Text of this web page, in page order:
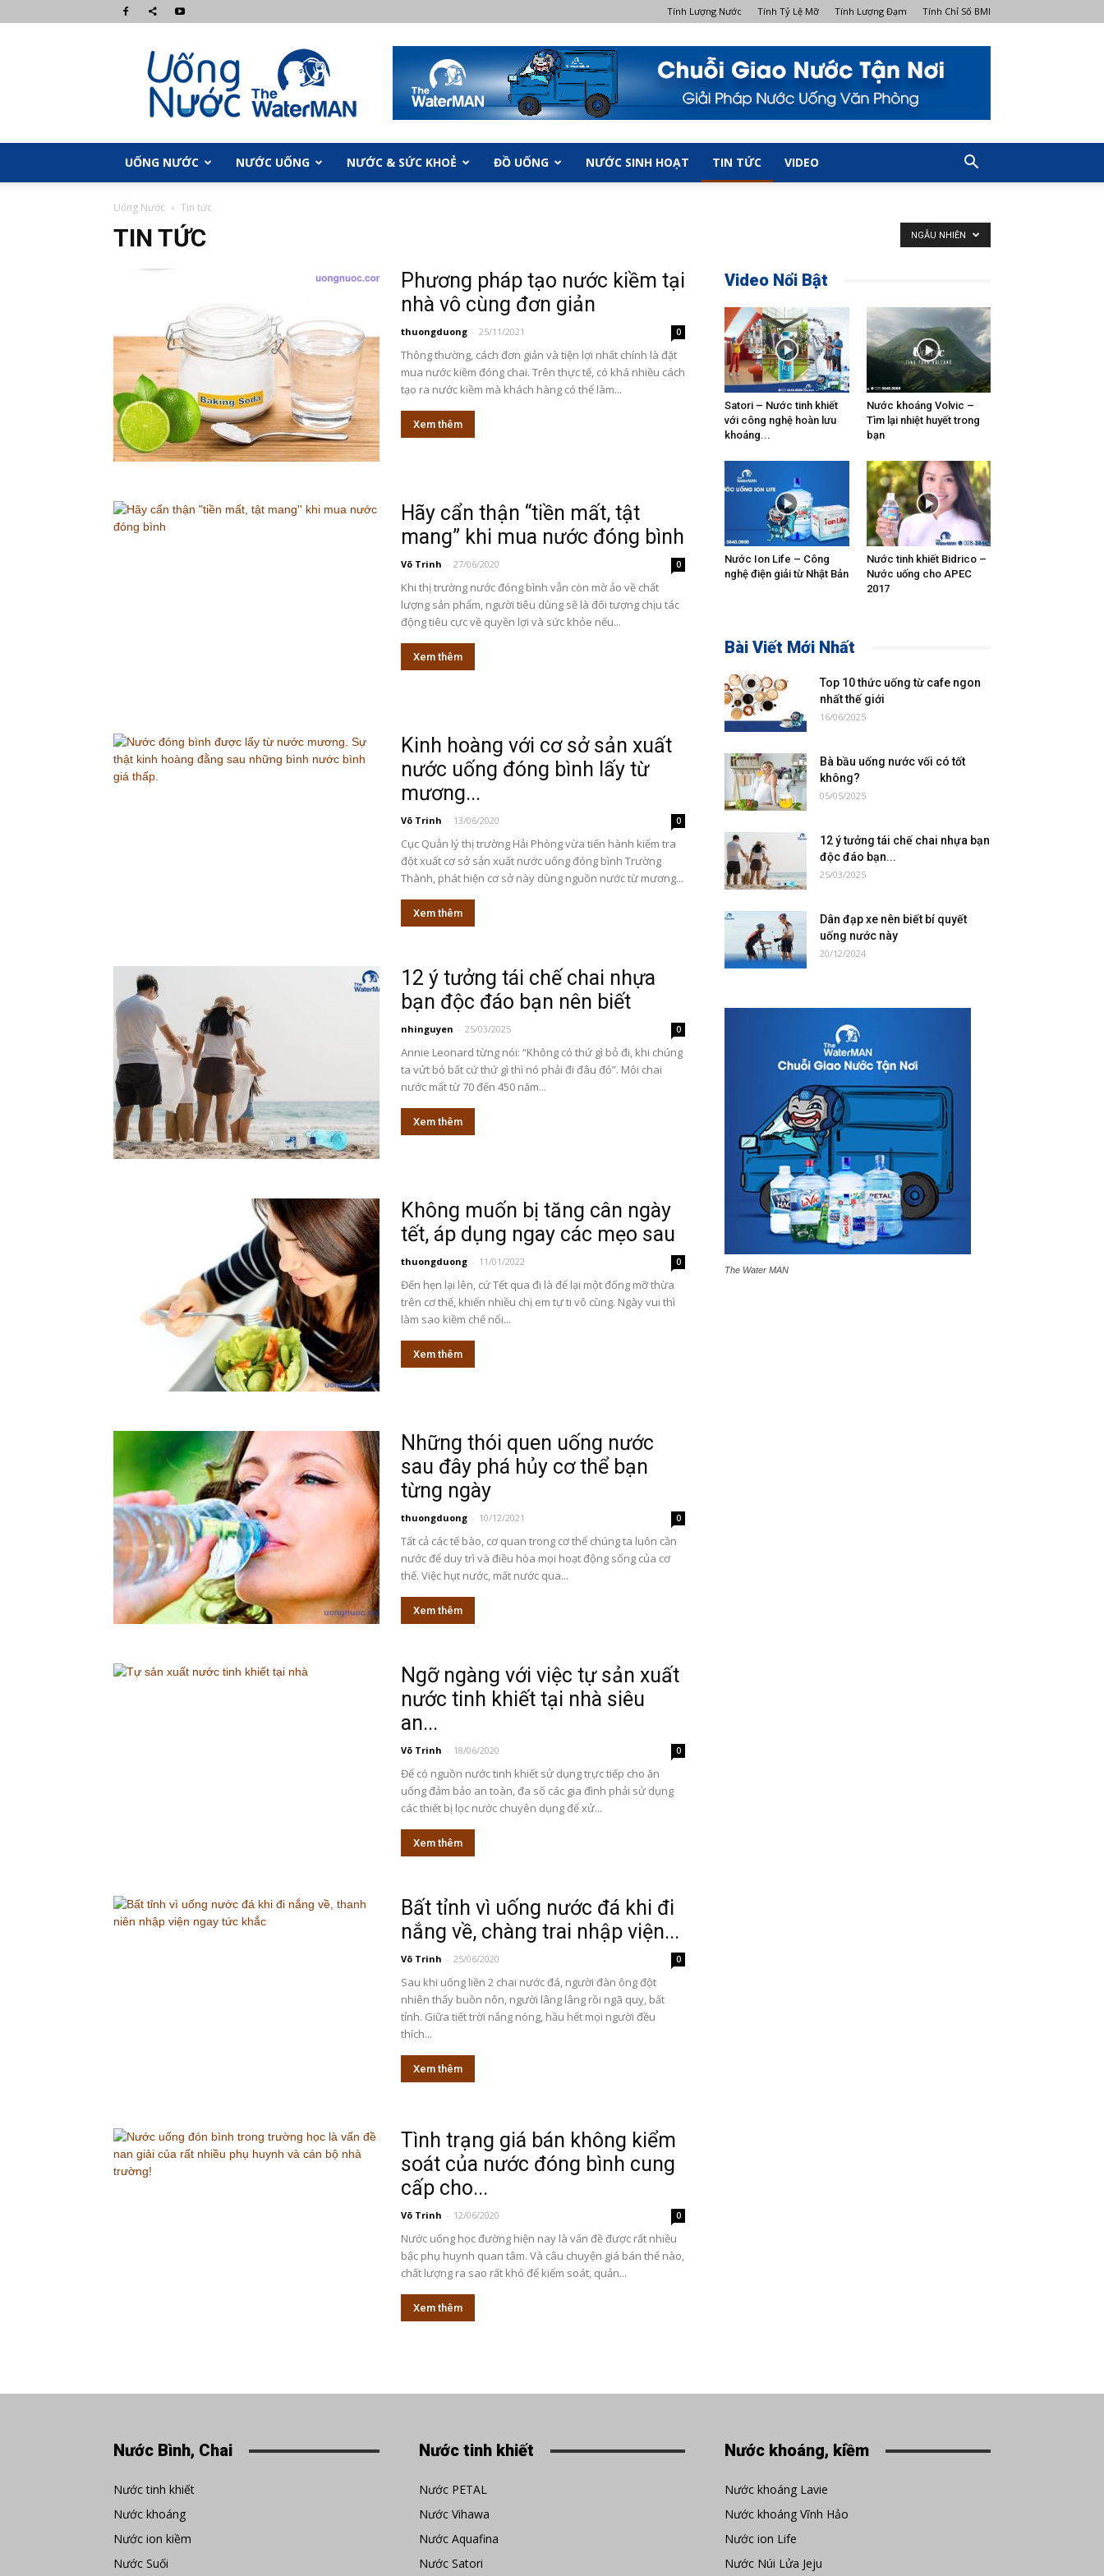
Tính Lượng Nước Tính Tỷ Lệ Mỡ Tính Lượng Đạm Tính Chỉ Số BMI
UongNuoc.com
UỐNG NƯỚC NƯỚC UỐNG NƯỚC & SỨC KHOẺ ĐỒ UỐNG NƯỚC SINH HOẠT TIN TỨC VIDEO
Uống Nước Tin tức
TIN TỨC NGẪU NHIÊN
Phương pháp tạo nước kiềm tại
nhà vô cùng đơn giản
thuongduong - 25/11/2021 0
Thông thường, cách đơn giản và tiện lợi nhất chính là đặt
mua nước kiềm đóng chai. Trên thực tế, có khá nhiều cách
tạo ra nước kiềm mà khách hàng có thể làm...
Xem thêm
Hãy cẩn thận “tiền mất, tật
mang” khi mua nước đóng bình
Võ Trinh - 27/06/2020 0
Khi thị trường nước đóng bình vẫn còn mờ ảo về chất
lượng sản phẩm, người tiêu dùng sẽ là đối tượng chịu tác
động tiêu cực về quyền lợi và sức khỏe nếu...
Xem thêm
Kinh hoàng với cơ sở sản xuất
nước uống đóng bình lấy từ
mương...
Võ Trinh - 13/06/2020 0
Cục Quản lý thị trường Hải Phòng vừa tiến hành kiểm tra
đột xuất cơ sở sản xuất nước uống đóng bình Trường
Thành, phát hiện cơ sở này dùng nguồn nước từ mương...
Xem thêm
12 ý tưởng tái chế chai nhựa
bạn độc đáo bạn nên biết
nhinguyen - 25/03/2025 0
Annie Leonard từng nói: “Không có thứ gì bỏ đi, khi chúng
ta vứt bỏ bất cứ thứ gì thì nó phải đi đâu đó”. Môi chai
nước mất từ 70 đến 450 năm...
Xem thêm
Không muốn bị tăng cân ngày
tết, áp dụng ngay các mẹo sau
thuongduong - 11/01/2022 0
Đến hẹn lại lên, cứ Tết qua đi là để lại một đống mỡ thừa
trên cơ thể, khiến nhiều chị em tự ti vô cùng. Ngày vui thì
làm sao kiềm chế nổi...
Xem thêm
Những thói quen uống nước
sau đây phá hủy cơ thể bạn
từng ngày
thuongduong - 10/12/2021 0
Tất cả các tế bào, cơ quan trong cơ thể chúng ta luôn cần
nước để duy trì và điều hòa mọi hoạt động sống của cơ
thể. Việc hụt nước, mất nước qua...
Xem thêm
Ngỡ ngàng với việc tự sản xuất
nước tinh khiết tại nhà siêu
an...
Võ Trinh - 18/06/2020 0
Để có nguồn nước tinh khiết sử dụng trực tiếp cho ăn
uống đảm bảo an toàn, đa số các gia đình phải sử dụng
các thiết bị lọc nước chuyên dụng để xử...
Xem thêm
Bất tỉnh vì uống nước đá khi đi
nắng về, chàng trai nhập viện...
Võ Trinh - 25/06/2020 0
Sau khi uống liền 2 chai nước đá, người đàn ông đột
nhiên thấy buồn nôn, người lâng lâng rồi ngã quỵ, bất
tỉnh. Giữa tiết trời nắng nóng, hầu hết mọi người đều
thích...
Xem thêm
Tình trạng giá bán không kiểm
soát của nước đóng bình cung
cấp cho...
Võ Trinh - 12/06/2020 0
Nước uống học đường hiện nay là vấn đề được rất nhiều
bậc phụ huynh quan tâm. Và câu chuyện giá bán thế nào,
chất lượng ra sao rất khó để kiểm soát, quản...
Xem thêm
Video Nổi Bật
Satori – Nước tinh khiết
với công nghệ hoàn lưu
khoáng...
Nước khoáng Volvic –
Tìm lại nhiệt huyết trong
bạn
Nước Ion Life – Công
nghệ điện giải từ Nhật Bản
Nước tinh khiết Bidrico –
Nước uống cho APEC
2017
Bài Viết Mới Nhất
Top 10 thức uống từ cafe ngon
nhất thế giới
16/06/2025
Bà bầu uống nước vối có tốt
không?
05/05/2025
12 ý tưởng tái chế chai nhựa bạn
độc đáo bạn...
25/03/2025
Dân đạp xe nên biết bí quyết
uống nước này
20/12/2024
The Water MAN
Nước Bình, Chai
Nước tinh khiết
Nước khoáng
Nước ion kiềm
Nước Suối
Nước tinh khiết
Nước PETAL
Nước Vihawa
Nước Aquafina
Nước Satori
Nước khoáng, kiềm
Nước khoáng Lavie
Nước khoáng Vĩnh Hảo
Nước ion Life
Nước Núi Lửa Jeju